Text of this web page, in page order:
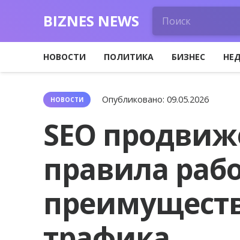
BIZNES NEWS
НОВОСТИ ПОЛИТИКА БИЗНЕС
НОВОСТИ Опубликовано:09.05.2026
SEO
правила